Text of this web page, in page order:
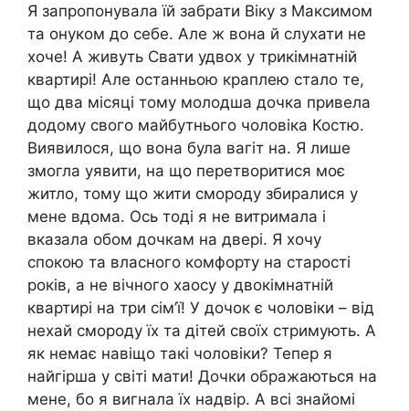
Я запропонувала їй забрати Віку з Максимом
та онуком до себе. Але ж вона й слухати не
хоче! А живуть Свати удвох у трикімнатній
квартирі! Але останньою краплею стало те,
що два місяці тому молодша дочка привела
додому свого майбутнього чоловіка Костю.
Виявилося, що вона була вагіт на. Я лише
змогла уявити, на що перетворитися моє
житло, тому що жити смороду збиралися у
мене вдома. Ось тоді я не витримала і
вказала обом дочкам на двері. Я хочу
спокою та власного комфорту на старості
років, а не вічного хаосу у двокімнатній
квартирі на три сім’ї! У дочок є чоловіки – від
нехай смороду їх та дітей своїх стримують. А
як немає навіщо такі чоловіки? Тепер я
найгірша у світі мати! Дочки ображаються на
мене, бо я вигнала їх надвір. А всі знайомі